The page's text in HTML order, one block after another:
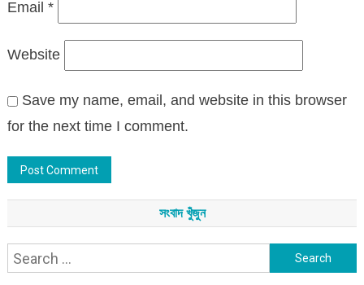
Email *
Website
Save my name, email, and website in this browser
for the next time I comment.
সংবাদ খুঁজুন
Search